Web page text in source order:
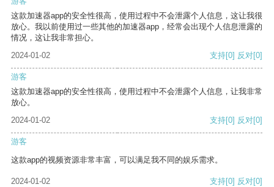
这款加速器app的安全性很高，使用过程中不会泄露个人信息，这让我很
放心。我以前使用过一些其他的加速器app，经常会出现个人信息泄露的
情况，这让我非常担心。
2024-01-02
支持[0] 反对[0]
游客
这款加速器app的安全性很高，使用过程中不会泄露个人信息，让我非常
放心。
2024-01-02
支持[0] 反对[0]
游客
这款app的视频资源非常丰富，可以满足我不同的娱乐需求。
2024-01-02 支持[0] 反对[0]